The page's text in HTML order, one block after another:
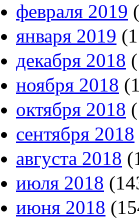
февраля 2019
января 2019
декабря 2018
ноября 2018
октября 2018
сентября 2018
августа 2018
июля 2018
июня 2018